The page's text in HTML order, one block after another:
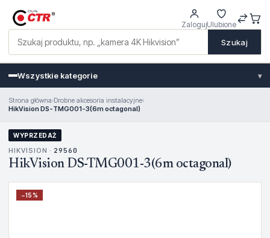
Szukaj
ZalogujUlubione
Wszystkie kategorie ▾
Strona główna›Drobne akcesoria instalacyjne›
HikVision DS-TMG001-3(6m octagonal)
WYPRZEDAŻ
HIKVISION · 29560
HikVision DS-TMG001-3(6m octagonal)
−15%